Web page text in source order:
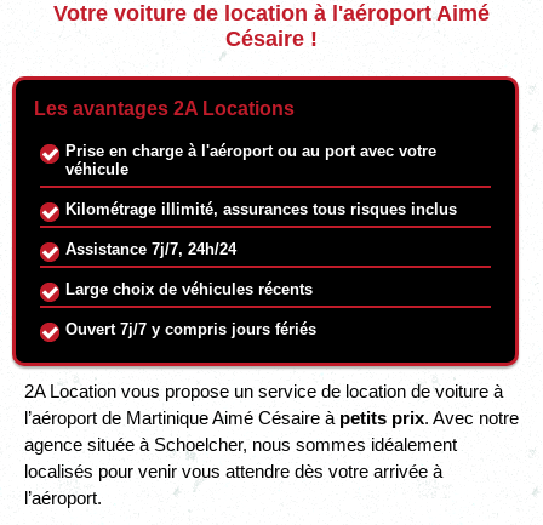
Votre voiture de location à l'aéroport Aimé
Césaire !
Les avantages 2A Locations
Prise en charge à l'aéroport ou au port avec votre
véhicule
Kilométrage illimité, assurances tous risques inclus
Assistance 7j/7, 24h/24
Large choix de véhicules récents
Ouvert 7j/7 y compris jours fériés
2A Location vous propose un service de location de voiture à
l’aéroport de Martinique Aimé Césaire à petits prix. Avec notre
agence située à Schoelcher, nous sommes idéalement
localisés pour venir vous attendre dès votre arrivée à
l’aéroport.